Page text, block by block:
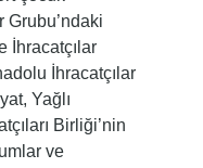
Grubu’ndaki
İhracatçılar
İhracatçılar
Yağlı
Birliği’nin
ve